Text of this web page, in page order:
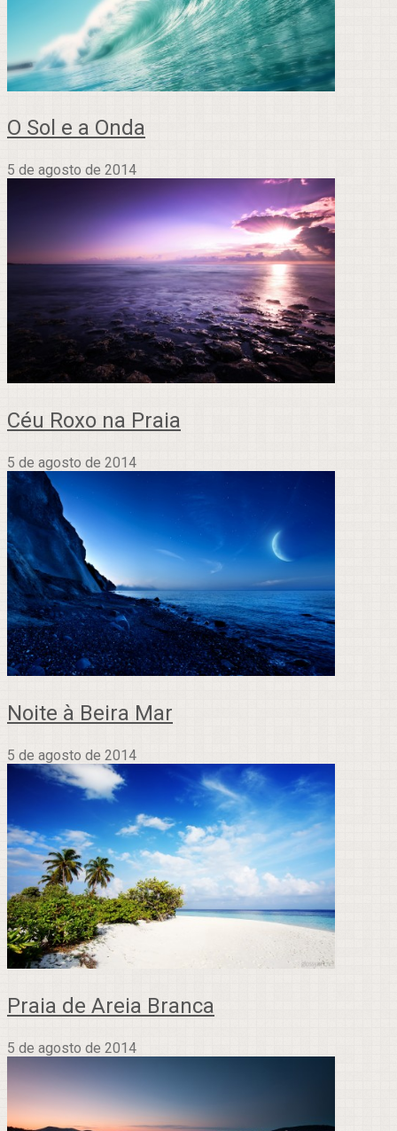
O Sol e a Onda
5 de agosto de 2014
Céu Roxo na Praia
5 de agosto de 2014
Noite à Beira Mar
5 de agosto de 2014
Praia de Areia Branca
5 de agosto de 2014